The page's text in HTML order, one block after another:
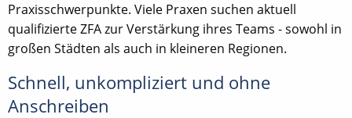
Praxisschwerpunkte. Viele Praxen suchen aktuell
qualifizierte ZFA zur Verstärkung ihres Teams - sowohl in
großen Städten als auch in kleineren Regionen.
Schnell, unkompliziert und ohne
Anschreiben